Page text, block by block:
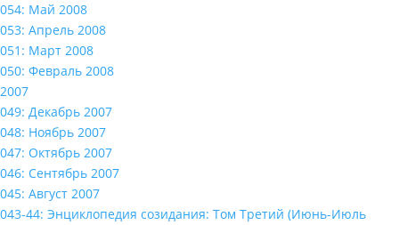
054: Май 2008
053: Апрель 2008
051: Март 2008
050: Февраль 2008
2007
049: Декабрь 2007
048: Ноябрь 2007
047: Октябрь 2007
046: Сентябрь 2007
045: Август 2007
043-44: Энциклопедия созидания: Том Третий (Июнь-Июль